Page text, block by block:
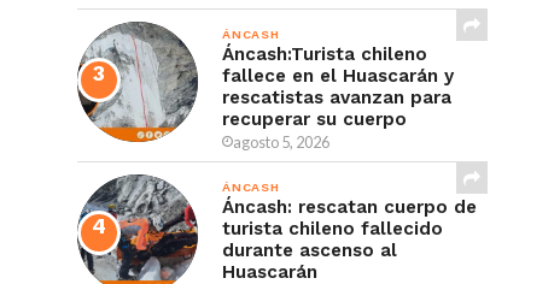
ÁNCASH
Áncash:Turista chileno
fallece en el Huascarán y
rescatistas avanzan para
recuperar su cuerpo
agosto 5, 2026
ÁNCASH
Áncash: rescatan cuerpo de
turista chileno fallecido
durante ascenso al
Huascarán